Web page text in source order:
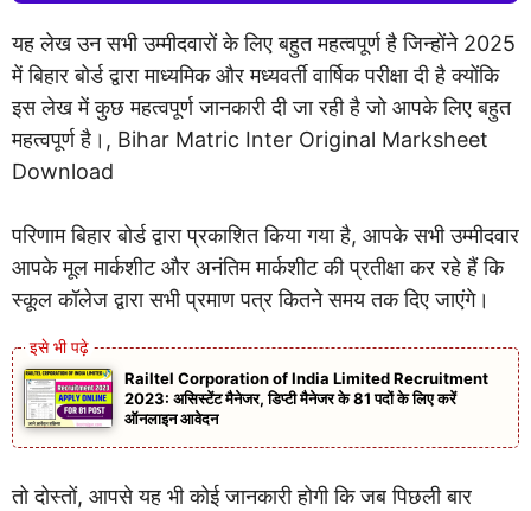
यह लेख उन सभी उम्मीदवारों के लिए बहुत महत्वपूर्ण है जिन्होंने 2025
में बिहार बोर्ड द्वारा माध्यमिक और मध्यवर्ती वार्षिक परीक्षा दी है क्योंकि
इस लेख में कुछ महत्वपूर्ण जानकारी दी जा रही है जो आपके लिए बहुत
महत्वपूर्ण है।, Bihar Matric Inter Original Marksheet
Download
परिणाम बिहार बोर्ड द्वारा प्रकाशित किया गया है, आपके सभी उम्मीदवार
आपके मूल मार्कशीट और अनंतिम मार्कशीट की प्रतीक्षा कर रहे हैं कि
स्कूल कॉलेज द्वारा सभी प्रमाण पत्र कितने समय तक दिए जाएंगे।
Railtel Corporation of India Limited Recruitment
2023: असिस्टेंट मैनेजर, डिप्टी मैनेजर के 81 पदों के लिए करें
ऑनलाइन आवेदन
तो दोस्तों, आपसे यह भी कोई जानकारी होगी कि जब पिछली बार